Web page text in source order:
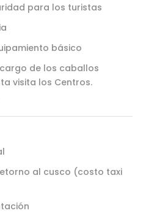
para los turistas
básico
de los caballos
visita los Centros.
al cusco (costo taxi